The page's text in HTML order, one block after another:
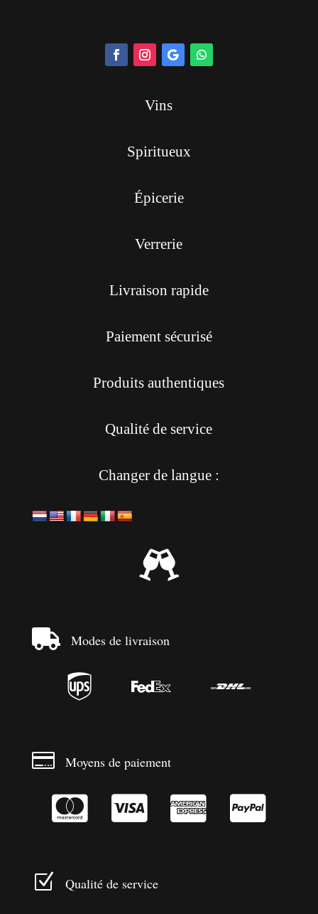
Vins
Spiritueux
Épicerie
Verrerie
Livraison rapide
Paiement sécurisé
Produits authentiques
Qualité de service
Changer de langue :

 Modes de livraison
  
 Moyens de paiement
   
Z Qualité de service